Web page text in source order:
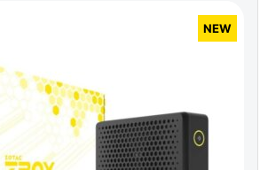
NEW